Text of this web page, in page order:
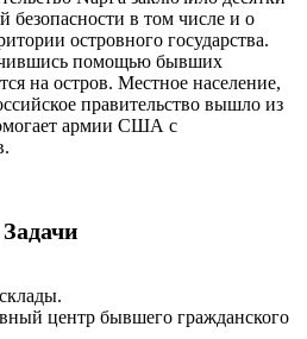
безопасности в том числе и о
островного государства.
помощью бывших
на остров. Местное население,
правительство вышло из
армии США с
Задачи
центр бывшего гражданского